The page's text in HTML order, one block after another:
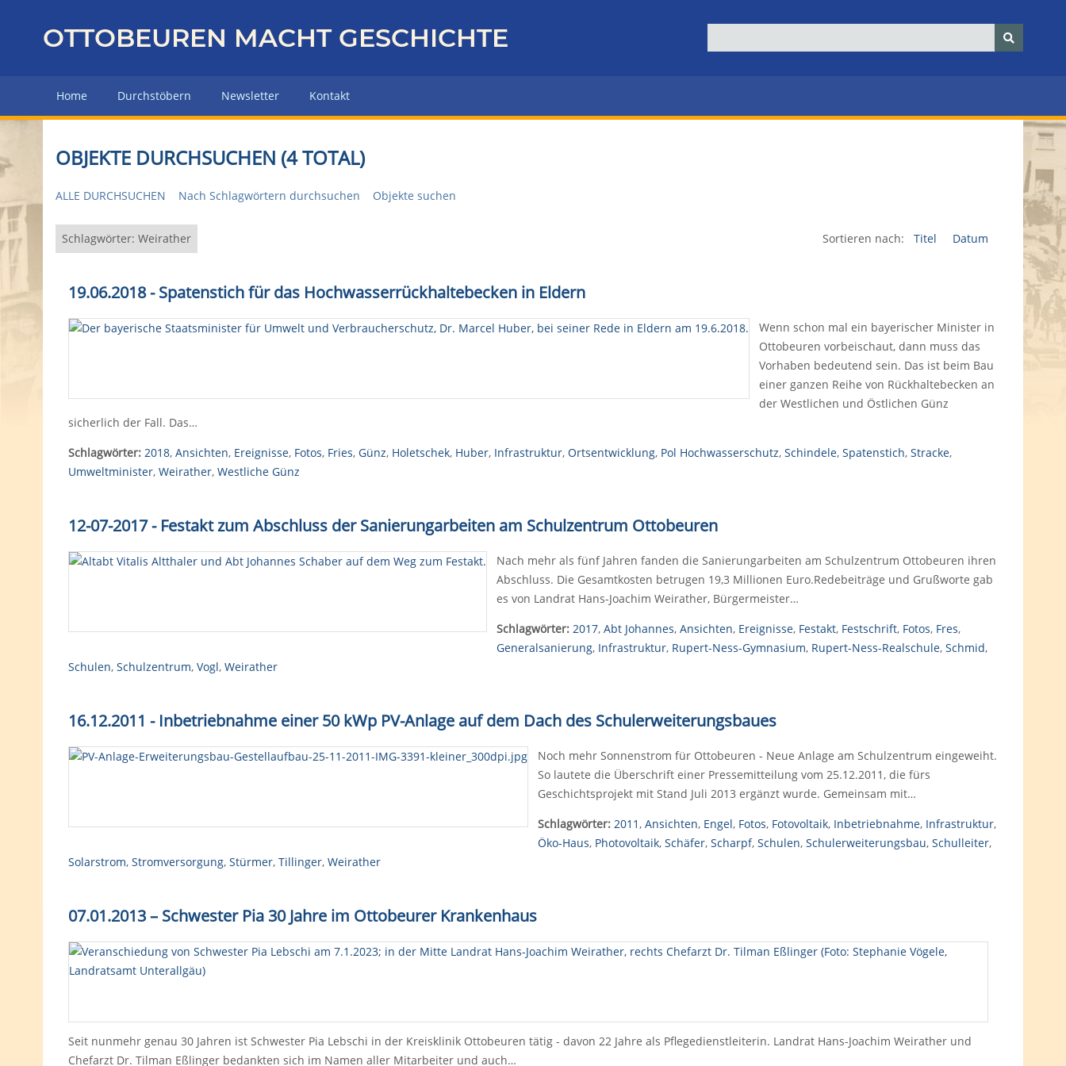
z
r
H
u
p
e
OTTOBEUREN MACHT GESCHICHTE
Home Durchstöbern Newsletter Kontakt
OBJEKTE DURCHSUCHEN (4 TOTAL)
ALLE DURCHSUCHEN Nach Schlagwörtern durchsuchen Objekte suchen
Schlagwörter: Weirather Sortieren nach: Titel Datum
19.06.2018 - Spatenstich für das Hochwasserrückhaltebecken in Eldern
Wenn schon mal ein bayerischer Minister in
Ottobeuren vorbeischaut, dann muss das
Vorhaben bedeutend sein. Das ist beim Bau
einer ganzen Reihe von Rückhaltebecken an
der Westlichen und Östlichen Günz
sicherlich der Fall. Das…
Schlagwörter: 2018, Ansichten, Ereignisse, Fotos, Fries, Günz, Holetschek, Huber, Infrastruktur, Ortsentwicklung, Pol Hochwasserschutz, Schindele, Spatenstich, Stracke,
Umweltminister, Weirather, Westliche Günz
12-07-2017 - Festakt zum Abschluss der Sanierungarbeiten am Schulzentrum Ottobeuren
Nach mehr als fünf Jahren fanden die Sanierungarbeiten am Schulzentrum Ottobeuren ihren
Abschluss. Die Gesamtkosten betrugen 19,3 Millionen Euro.Redebeiträge und Grußworte gab
es von Landrat Hans-Joachim Weirather, Bürgermeister…
Schlagwörter: 2017, Abt Johannes, Ansichten, Ereignisse, Festakt, Festschrift, Fotos, Fres,
Generalsanierung, Infrastruktur, Rupert-Ness-Gymnasium, Rupert-Ness-Realschule, Schmid,
Schulen, Schulzentrum, Vogl, Weirather
16.12.2011 - Inbetriebnahme einer 50 kWp PV-Anlage auf dem Dach des Schulerweiterungsbaues
Noch mehr Sonnenstrom für Ottobeuren - Neue Anlage am Schulzentrum eingeweiht.
So lautete die Überschrift einer Pressemitteilung vom 25.12.2011, die fürs
Geschichtsprojekt mit Stand Juli 2013 ergänzt wurde. Gemeinsam mit…
Schlagwörter: 2011, Ansichten, Engel, Fotos, Fotovoltaik, Inbetriebnahme, Infrastruktur,
Öko-Haus, Photovoltaik, Schäfer, Scharpf, Schulen, Schulerweiterungsbau, Schulleiter,
Solarstrom, Stromversorgung, Stürmer, Tillinger, Weirather
07.01.2013 – Schwester Pia 30 Jahre im Ottobeurer Krankenhaus
Seit nunmehr genau 30 Jahren ist Schwester Pia Lebschi in der Kreisklinik Ottobeuren tätig - davon 22 Jahre als Pflegedienstleiterin. Landrat Hans-Joachim Weirather und
Chefarzt Dr. Tilman Eßlinger bedankten sich im Namen aller Mitarbeiter und auch…